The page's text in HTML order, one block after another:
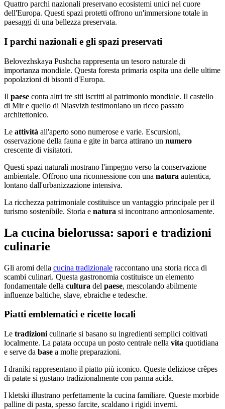
Quattro parchi nazionali preservano ecosistemi unici nel cuore
dell'Europa. Questi spazi protetti offrono un'immersione totale in
paesaggi di una bellezza preservata.
I parchi nazionali e gli spazi preservati
Belovezhskaya Pushcha rappresenta un tesoro naturale di
importanza mondiale. Questa foresta primaria ospita una delle ultime
popolazioni di bisonti d'Europa.
Il paese conta altri tre siti iscritti al patrimonio mondiale. Il castello
di Mir e quello di Niasvizh testimoniano un ricco passato
architettonico.
Le attività all'aperto sono numerose e varie. Escursioni,
osservazione della fauna e gite in barca attirano un numero
crescente di visitatori.
Questi spazi naturali mostrano l'impegno verso la conservazione
ambientale. Offrono una riconnessione con una natura autentica,
lontano dall'urbanizzazione intensiva.
La ricchezza patrimoniale costituisce un vantaggio principale per il
turismo sostenibile. Storia e natura si incontrano armoniosamente.
La cucina bielorussa: sapori e tradizioni
culinarie
Gli aromi della cucina tradizionale raccontano una storia ricca di
scambi culinari. Questa gastronomia costituisce un elemento
fondamentale della cultura del paese, mescolando abilmente
influenze baltiche, slave, ebraiche e tedesche.
Piatti emblematici e ricette locali
Le tradizioni culinarie si basano su ingredienti semplici coltivati
localmente. La patata occupa un posto centrale nella vita quotidiana
e serve da base a molte preparazioni.
I draniki rappresentano il piatto più iconico. Queste deliziose crêpes
di patate si gustano tradizionalmente con panna acida.
I kletski illustrano perfettamente la cucina familiare. Queste morbide
palline di pasta, spesso farcite, scaldano i rigidi inverni.